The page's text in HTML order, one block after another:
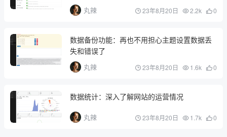
丸辣 23年8月20日 2.2k 0
数据备份功能：再也不用担心主题设置数据丢
失和错误了
丸辣 23年8月20日 1.6k 0
数据统计：深入了解网站的运营情况
丸辣 23年8月20日 1.7k 0